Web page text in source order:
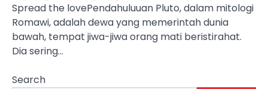
Spread the lovePendahuluuan Pluto, dalam mitologi
Romawi, adalah dewa yang memerintah dunia
bawah, tempat jiwa-jiwa orang mati beristirahat.
Dia sering…
Search